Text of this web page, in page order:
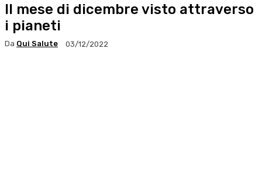
Il mese di dicembre visto attraverso
i pianeti
Da Qui Salute 03/12/2022